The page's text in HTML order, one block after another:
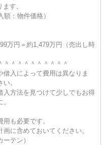
す。
：物件価格）
万円＝約1,479万円（売出し時
＾＾＾＾＾＾＾＾＾＾
入によって費用は異なりま
。
入方法を見つけて少しでもお得
も必要です。
に含めておいてください。
テン）